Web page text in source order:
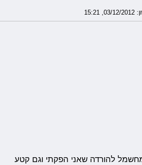
להורדה שאני הפקתי וגם קטע